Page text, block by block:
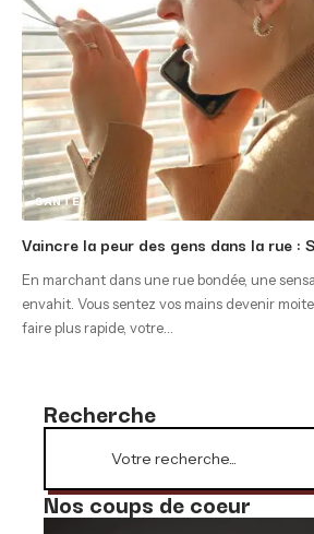
SANTÉ
Vaincre la peur des gens dans la rue :
En marchant dans une rue bondée, une
envahit. Vous sentez vos mains devenir
faire plus rapide, votre…
Recherche
Nos coups de coeur